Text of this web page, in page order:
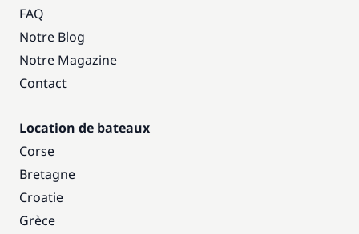
FAQ
Notre Blog
Notre Magazine
Contact
Location de bateaux
Corse
Bretagne
Croatie
Grèce